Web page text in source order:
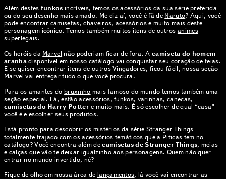
Além destes funkos incríveis, temos os acessórios da sua série preferida
ou do seu desenho mais amado. Me diz aí, você é fã de Naruto? Aqui, você
pode encontrar camisetas, chaveiros, acessórios e muito mais deste
personagem icônico. Temos também muitos itens de outros animes
superlegais.
Os heróis da Marvel não poderiam ficar de fora. Acamiseta do homem-
aranhadisponível em nosso catálogo vai conquistar seu coração de teias.
E se quiser encontrar itens de outros Vingadores, ficou fácil, nossa seção
Marvel vai entregar tudo o que você procura.
Para os amantes dobruxinho mais famoso do mundo temos também uma
seção especial. Lá, estão acessórios, funkos, varinhas, canecas,
camisetas do Harry Potter e muito mais. É só escolher de qual “casa”
você é e escolher seus produtos.
Está pronto para descobrir os mistérios da série Stranger Things
totalmente trajado com os acessórios temáticos que a Piticas tem no
catálogo? Você encontra além decamisetas de Stranger Things, meias
e calças que vão te deixar igualzinho aos personagens. Quem não quer
entrar no mundo invertido, né?
Fique de olho em nossa área de lançamentos, lá você vai encontrar as